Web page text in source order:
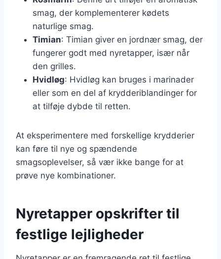
smag, der komplementerer kødets
naturlige smag.
Timian: Timian giver en jordnær smag, der
fungerer godt med nyretapper, især når
den grilles.
Hvidløg: Hvidløg kan bruges i marinader
eller som en del af krydderiblandinger for
at tilføje dybde til retten.
At eksperimentere med forskellige krydderier
kan føre til nye og spændende
smagsoplevelser, så vær ikke bange for at
prøve nye kombinationer.
Nyretapper opskrifter til
festlige lejligheder